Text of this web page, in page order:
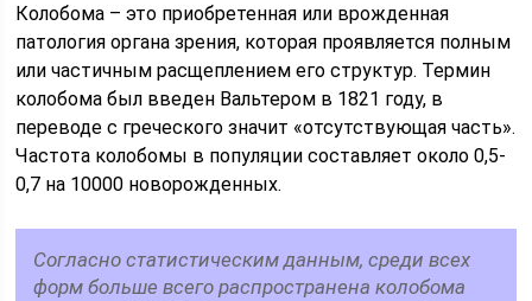
Колобома – это приобретенная или врожденная
патология органа зрения, которая проявляется полным
или частичным расщеплением его структур. Термин
колобома был введен Вальтером в 1821 году, в
переводе с греческого значит «отсутствующая часть».
Частота колобомы в популяции составляет около 0,5-
0,7 на 10000 новорожденных.
Согласно статистическим данным, среди всех
форм больше всего распространена колобома